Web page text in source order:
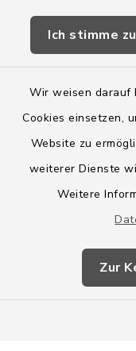
Ich stimme zu
Wir weisen darauf
Cookies einsetzen,
Website zu
weiterer Dienste
Weitere
Zur
Wege-